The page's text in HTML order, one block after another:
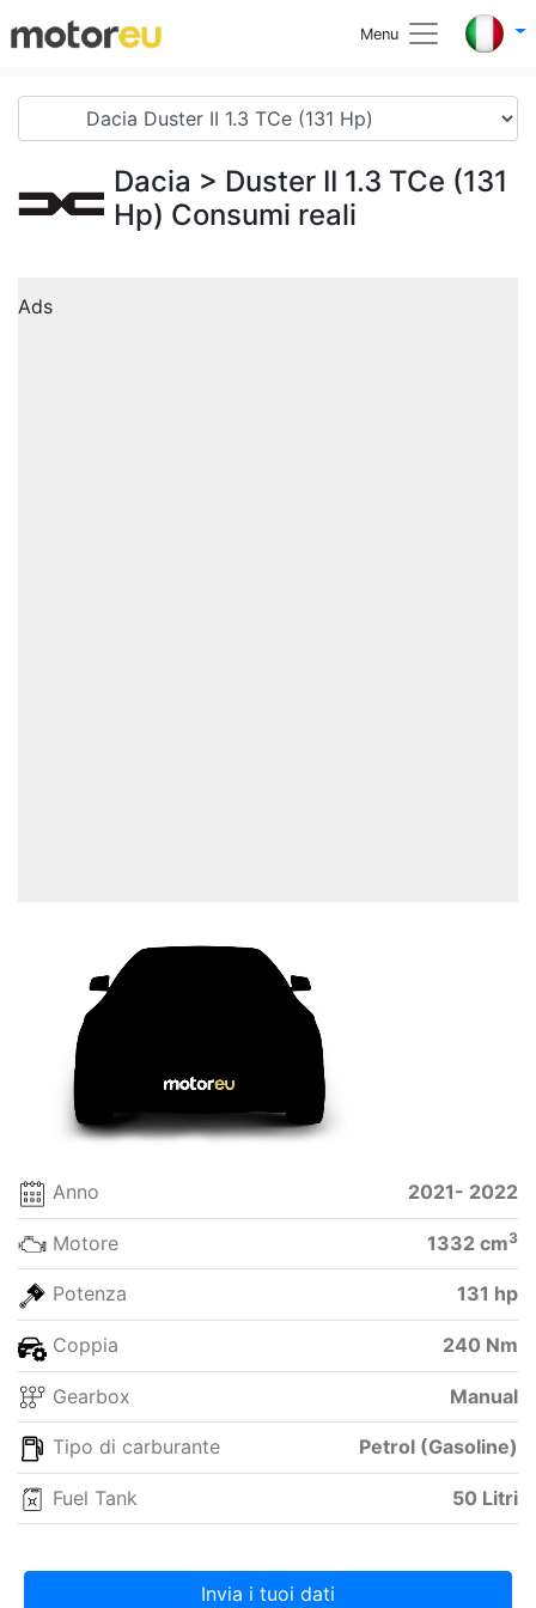
Menu
Dacia > Duster II 1.3 TCe (131
Hp) Consumi reali
Ads
Anno 2021- 2022
Motore 1332 cm3
Potenza 131 hp
Coppia 240 Nm
Gearbox Manual
Tipo di carburante Petrol (Gasoline)
Fuel Tank 50 Litri
Invia i tuoi dati